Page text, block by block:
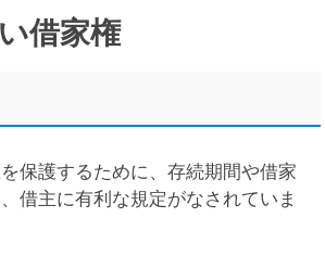
借家権
保護するために、存続期間や借家
借主に有利な規定がなされていま